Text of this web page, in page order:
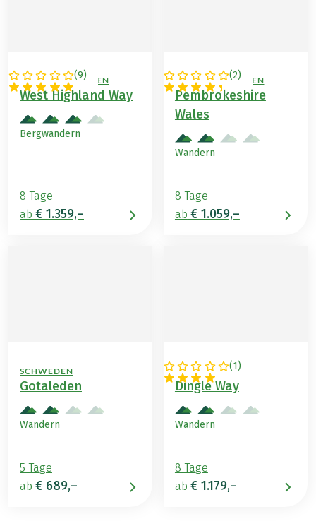
(9)
GROSSBRITANNIEN
West Highland Way
Bergwandern
8 Tage
ab € 1.359,–
(2)
GROSSBRITANNIEN
Pembrokeshire
Wales
Wandern
8 Tage
ab € 1.059,–
SCHWEDEN
Gotaleden
Wandern
5 Tage
ab € 689,–
(1)
IRLAND
Dingle Way
Wandern
8 Tage
ab € 1.179,–